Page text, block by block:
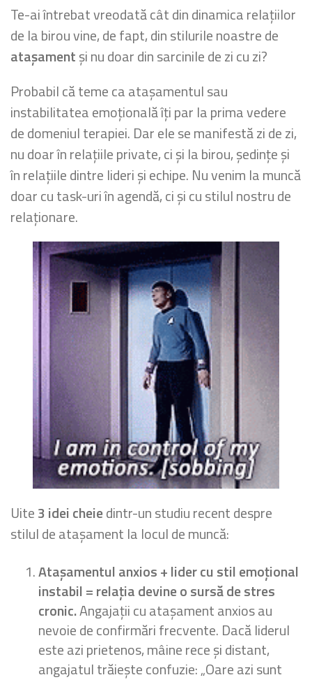
Te-ai întrebat vreodată cât din dinamica relațiilor
de la birou vine, de fapt, din stilurile noastre de
atașamentși nu doar din sarcinile de zi cu zi?
Probabil că teme ca atașamentul sau
instabilitatea emoțională îți par la prima vedere
de domeniul terapiei. Dar ele se manifestă zi de zi,
nu doar în relațiile private, ci și la birou, ședințe și
în relațiile dintre lideri și echipe. Nu venim la muncă
doar cu task-uri în agendă, ci și cu stilul nostru de
relaționare.
Uite3 idei cheiedintr-un studiu recent despre
stilul de atașament la locul de muncă:
Atașamentul anxios + lider cu stil emoțional
instabil = relația devine o sursă de stres
cronic.Angajații cu atașament anxios au
nevoie de confirmări frecvente. Dacă liderul
este azi prietenos, mâine rece și distant,
angajatul trăiește confuzie: „Oare azi sunt